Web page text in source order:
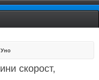
скорост,